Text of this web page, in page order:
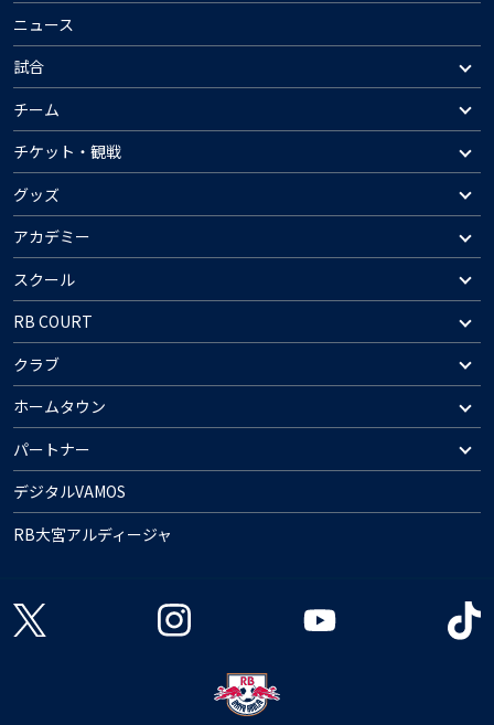
ニュース
試合
チーム
チケット・観戦
グッズ
アカデミー
スクール
RB COURT
クラブ
ホームタウン
パートナー
デジタルVAMOS
RB大宮アルディージャ